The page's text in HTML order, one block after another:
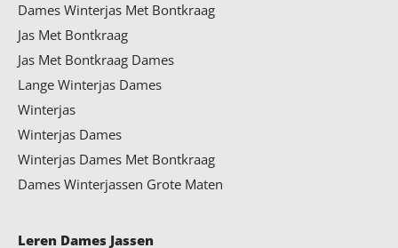
Dames Winterjas Met Bontkraag
Jas Met Bontkraag
Jas Met Bontkraag Dames
Lange Winterjas Dames
Winterjas
Winterjas Dames
Winterjas Dames Met Bontkraag
Dames Winterjassen Grote Maten
Leren Dames Jassen